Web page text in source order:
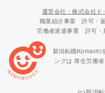
運営会社：株式会社
職業紹介事業 許可・
労働者派遣事業 許可・
新潟転職Komachi
ングは 厚生労働